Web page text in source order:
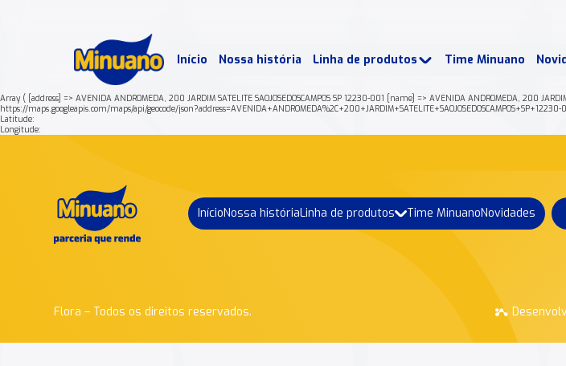
Início Nossa história Linha de produtos Time Minuano
Array ( [address] => AVENIDA ANDROMEDA, 200 JARDIM SATELITE SAOJOSEDOSCAMPOS SP 12230-001 [name] => AVENIDA ANDROMEDA, 200
https://maps.googleapis.com/maps/api/geocode/
Latitude:
Longitude:
InícioNossa históriaLinha de produtos Time MinuanoNovidades
Flora – Todos os direitos reservados.